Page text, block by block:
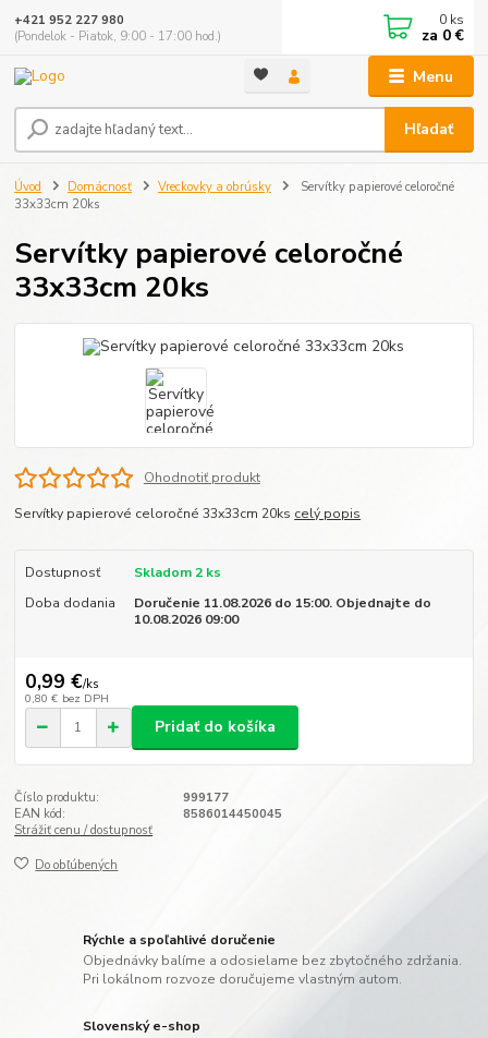
Menu
Hľadať
+421 952 227 980
(Pondelok - Piatok, 9:00 - 17:00 hod.)
0 ks
za 0 €
Úvod Domácnosť Vreckovky a obrúsky
Servítky papierové celoročné
33x33cm 20ks
Servítky papierové celoročné
33x33cm 20ks
Ohodnotiť produkt
Servítky papierové celoročné 33x33cm 20ks celý popis
Dostupnosť
Skladom 2 ks
Doba dodania
Doručenie 11.08.2026 do 15:00. Objednajte do
10.08.2026 09:00
0,99 €/ks
0,80 € bez DPH
Pridať do košíka
Číslo produktu:
999177
EAN kód:
8586014450045
Strážiť cenu / dostupnosť
Do obľúbených
Rýchle a spoľahlivé doručenie
Objednávky balíme a odosielame bez zbytočného zdržania.
Pri lokálnom rozvoze doručujeme vlastným autom.
Slovenský e-shop